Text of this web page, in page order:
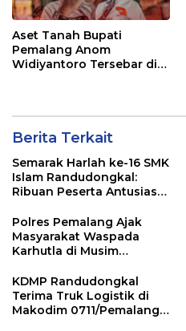
Aset Tanah Bupati
Pemalang Anom
Widiyantoro Tersebar di
Berita Terkait
Semarak Harlah ke-16 SMK
Islam Randudongkal:
Ribuan Peserta Antusias
Berhadiah Motor
Polres Pemalang Ajak
Masyarakat Waspada
Karhutla di Musim
KDMP Randudongkal
Terima Truk Logistik di
Makodim 0711/Pemalang